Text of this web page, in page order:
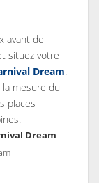
avant de
situez votre
Dream.
mesure du
places
Dream